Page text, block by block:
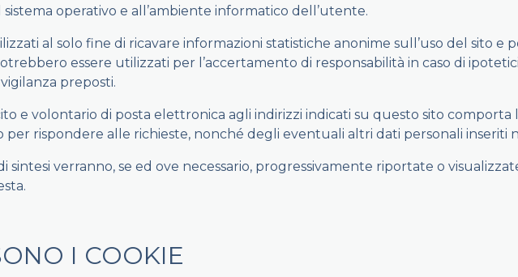
operativo e all’ambiente informatico dell’utente.
al solo fine di ricavare informazioni statistiche anonime sull’uso del sito
essere utilizzati per l’accertamento di responsabilità in caso di
preposti.
e volontario di posta elettronica agli indirizzi indicati su questo sito comporta
per rispondere alle richieste, nonché degli eventuali altri dati personali inseriti
sintesi verranno, se ed ove necessario, progressivamente riportate o
I COOKIE